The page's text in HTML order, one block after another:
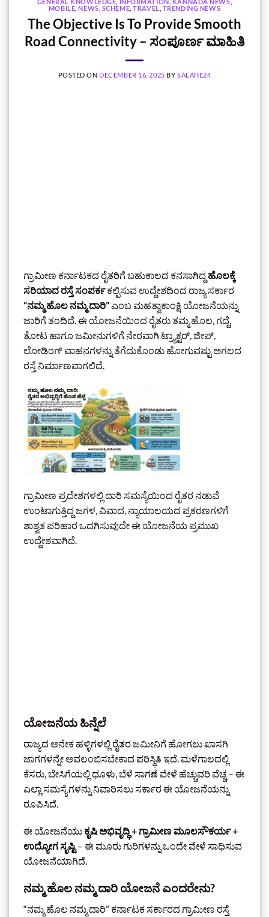
MOBILE ,NEWS SCHEME ,TRAVEL TRENDING NEWS
The Objective Is To Provide Smooth
Road Connectivity – ಸಂಪೂರ್ಣ ಮಾಹಿತಿ
POSTED ON DECEMBER 16, 2025 BY SALAHE24
ಗ್ರಾಮೀಣ ಕರ್ನಾಟಕದ ರೈತರಿಗೆ ಬಹುಕಾಲದ ಕನಸಾಗಿದ್ದ ಹೊಲಕ್ಕೆ
ಸರಿಯಾದ ರಸ್ತೆ ಸಂಪರ್ಕಕಲ್ಪಿಸುವ ಉದ್ದೇಶದಿಂದ ರಾಜ್ಯ ಸರ್ಕಾರ
“ನಮ್ಮ ಹೊಲ ನಮ್ಮ ದಾರಿ”ಎಂಬ ಮಹತ್ವಾಕಾಂಕ್ಷಿ ಯೋಜನೆಯನ್ನು
ಜಾರಿಗೆ ತಂದಿದೆ. ಈ ಯೋಜನೆಯಿಂದ ರೈತರು ತಮ್ಮ ಹೊಲ, ಗದ್ದೆ,
ತೋಟ ಹಾಗೂ ಜಮೀನುಗಳಿಗೆ ನೇರವಾಗಿ ಟ್ರ್ಯಾಕ್ಟರ್‌, ಜೀಪ್‌,
ಲೋಡಿಂಗ್ ವಾಹನಗಳನ್ನು ತೆಗೆದುಕೊಂಡು ಹೋಗುವಷ್ಟು ಅಗಲದ
ರಸ್ತೆ ನಿರ್ಮಾಣವಾಗಲಿದೆ.
ಗ್ರಾಮೀಣ ಪ್ರದೇಶಗಳಲ್ಲಿ ದಾರಿ ಸಮಸ್ಯೆಯಿಂದ ರೈತರ ನಡುವೆ
ಉಂಟಾಗುತ್ತಿದ್ದ ಜಗಳ, ವಿವಾದ, ನ್ಯಾಯಾಲಯದ ಪ್ರಕರಣಗಳಿಗೆ
ಶಾಶ್ವತ ಪರಿಹಾರ ಒದಗಿಸುವುದೇ ಈ ಯೋಜನೆಯ ಪ್ರಮುಖ
ಉದ್ದೇಶವಾಗಿದೆ.
ಯೋಜನೆಯ ಹಿನ್ನೆಲೆ
ರಾಜ್ಯದ ಅನೇಕ ಹಳ್ಳಿಗಳಲ್ಲಿ ರೈತರ ಜಮೀನಿಗೆ ಹೋಗಲು ಖಾಸಗಿ
ಜಾಗಗಳನ್ನೇ ಅವಲಂಬಿಸಬೇಕಾದ ಪರಿಸ್ಥಿತಿ ಇದೆ. ಮಳೆಗಾಲದಲ್ಲಿ
ಕೆಸರು, ಬೇಸಿಗೆಯಲ್ಲಿ ಧೂಳು, ಬೆಳೆ ಸಾಗಣೆ ವೇಳೆ ಹೆಚ್ಚುವರಿ ವೆಚ್ಚ – ಈ
ಎಲ್ಲಾ ಸಮಸ್ಯೆಗಳನ್ನು ನಿವಾರಿಸಲು ಸರ್ಕಾರ ಈ ಯೋಜನೆಯನ್ನು
ರೂಪಿಸಿದೆ.
ಈ ಯೋಜನೆಯು ಕೃಷಿ ಅಭಿವೃದ್ಧಿ + ಗ್ರಾಮೀಣ ಮೂಲಸೌಕರ್ಯ +
ಉದ್ಯೋಗ ಸೃಷ್ಟಿ– ಈ ಮೂರು ಗುರಿಗಳನ್ನು ಒಂದೇ ವೇಳೆ ಸಾಧಿಸುವ
ಯೋಜನೆಯಾಗಿದೆ.
ನಮ್ಮ ಹೊಲ ನಮ್ಮ ದಾರಿ ಯೋಜನೆ ಎಂದರೇನು?
“ನಮ್ಮ ಹೊಲ ನಮ್ಮ ದಾರಿ” ಕರ್ನಾಟಕ ಸರ್ಕಾರದ ಗ್ರಾಮೀಣ ರಸ್ತೆ